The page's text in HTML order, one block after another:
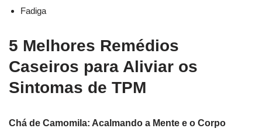
Fadiga
5 Melhores Remédios
Caseiros para Aliviar os
Sintomas de TPM
Chá de Camomila: Acalmando a Mente e o Corpo